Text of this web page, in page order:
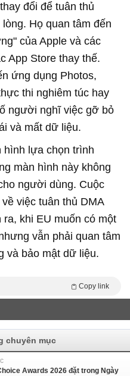
đổi để tuân thủ
Họ quan tâm đến
của Apple và các
App Store thay thế.
ứng dụng Photos,
thi nghiêm túc hay
người nghĩ việc gỡ bỏ
và mất dữ liệu.
hình lựa chọn trình
màn hình này không
người dùng. Cuộc
việc tuân thủ DMA
khi EU muốn có một
vẫn phải quan tâm
và bảo mật dữ liệu.
Copy link
chuyên mục
Awards 2026 đặt trong Ngày